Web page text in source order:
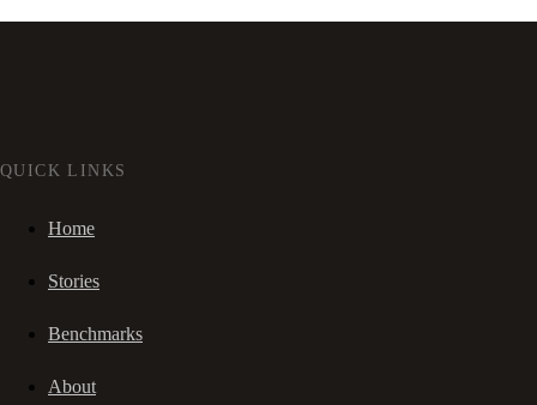
QUICK LINKS
Home
Stories
Benchmarks
About